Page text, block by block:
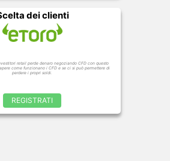
dei clienti
retail perde denaro negoziando CFD con questo
come funzionano i CFD e se ci si può permettere di
perdere i propri soldi.
REGISTRATI